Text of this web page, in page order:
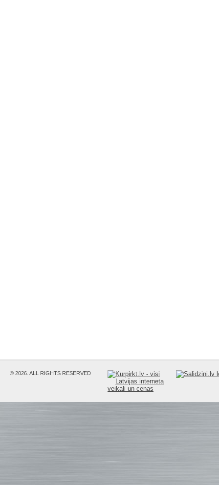
© 2026. ALL RIGHTS RESERVED